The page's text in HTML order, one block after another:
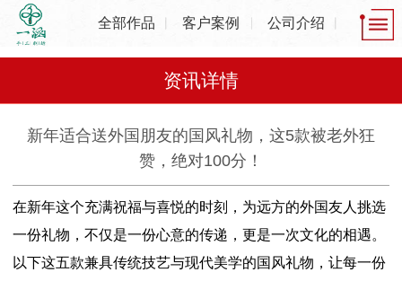
全部作品 客户案例 公司介绍
资讯详情
新年适合送外国朋友的国风礼物，这5款被老外狂
赞，绝对100分！
在新年这个充满祝福与喜悦的时刻，为远方的外国友人挑选
一份礼物，不仅是一份心意的传递，更是一次文化的相遇。
以下这五款兼具传统技艺与现代美学的国风礼物，让每一份